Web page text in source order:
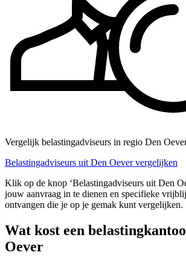
Vergelijk belastingadviseurs in regio Den
Belastingadviseurs uit Den Oever vergelijken
Klik op de knop ‘Belastingadviseurs uit Den
jouw aanvraag in te dienen en specifieke
ontvangen die je op je gemak kunt vergelijken.
Wat kost een
Oever